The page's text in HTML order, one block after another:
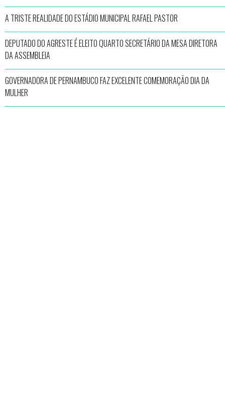
A TRISTE REALIDADE DO ESTÁDIO MUNICIPAL RAFAEL PASTOR
DEPUTADO DO AGRESTE É ELEITO QUARTO SECRETÁRIO DA MESA DIRETORA
DA ASSEMBLEIA
GOVERNADORA DE PERNAMBUCO FAZ EXCELENTE COMEMORAÇÃO DIA DA
MULHER